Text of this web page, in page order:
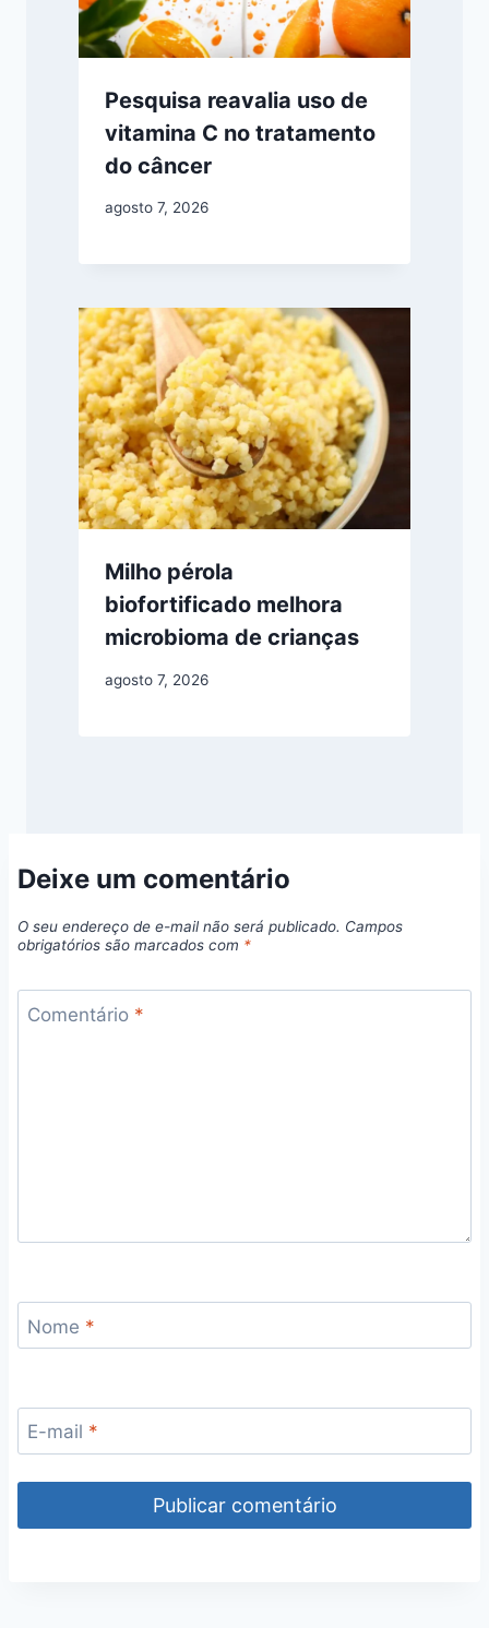
Pesquisa reavalia uso de
vitamina C no tratamento
do câncer
agosto 7, 2026
Milho pérola
biofortificado melhora
microbioma de crianças
agosto 7, 2026
Deixe um comentário
O seu endereço de e-mail não será publicado. Campos
obrigatórios são marcados com *
Comentário *
Nome *
E-mail *